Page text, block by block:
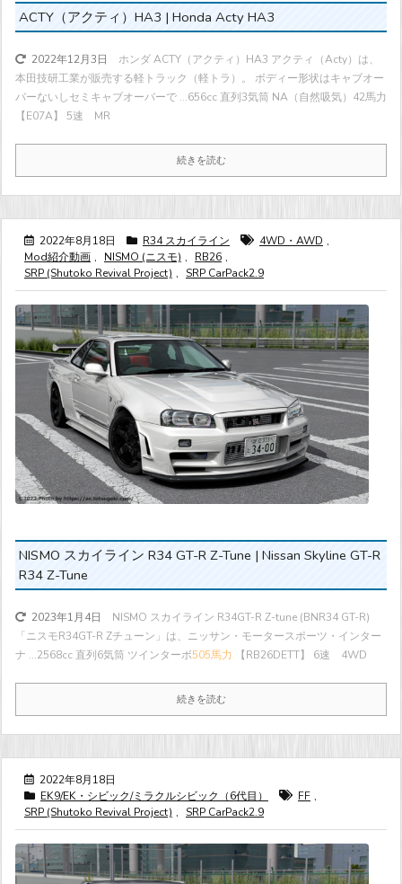
ACTY（アクティ）HA3 | Honda Acty HA3
2022年12月3日
ホンダ ACTY（アクティ）HA3 アクティ（Acty）は、
本田技研工業が販売する軽トラック（軽トラ）。 ボディー形状はキャブオー
バーないしセミキャブオーバーで ...656cc 直列3気筒 NA（自然吸気） 42馬力
【E07A】 5速 MR
続きを読む
2022年8月18日 R34 スカイライン 4WD・AWD ,
Mod紹介動画 , NISMO (ニスモ) , RB26 ,
SRP (Shutoko Revival Project) , SRP CarPack2.9
NISMO スカイライン R34 GT-R Z-Tune | Nissan Skyline GT-R
R34 Z-Tune
2023年1月4日
NISMO スカイライン R34GT-R Z-tune (BNR34 GT-R)
「ニスモR34GT-R Zチューン」は、ニッサン・モータースポーツ・インター
ナ ...2568cc 直列6気筒 ツインターボ505馬力 【RB26DETT】 6速 4WD
続きを読む
2022年8月18日
EK9/EK・シビック/ミラクルシビック（6代目）
FF ,
SRP (Shutoko Revival Project) , SRP CarPack2.9